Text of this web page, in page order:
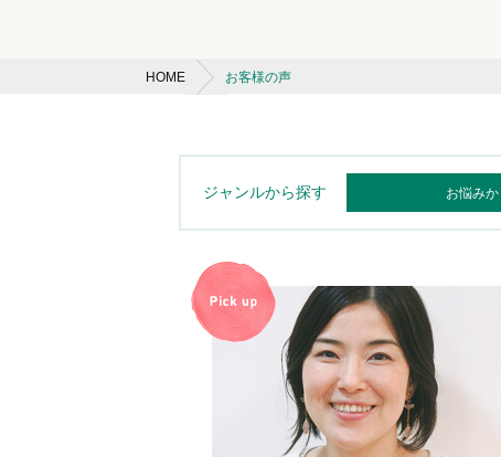
HOME お客様の声
ジャンルから探す